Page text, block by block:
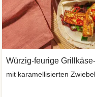
Würzig-feurige
mit karamellisierten